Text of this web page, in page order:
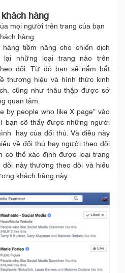
hàng
mọi người trên trang của bạn
hàng.
tiềm năng cho chiến dịch
lại những loại trang nào trên
dõi. Từ đó bạn sẽ nắm bắt
thương hiệu và hình thức kinh
cũng như thâu thập được sở
quan tâm.
by people who like X page” vào
bạn sẽ thấy được những người
hay của đối thủ. Và điều này
về đối thủ hay người theo dõi
có thể xác định được loại trang
này thường theo dõi và hiểu
khách hàng này.